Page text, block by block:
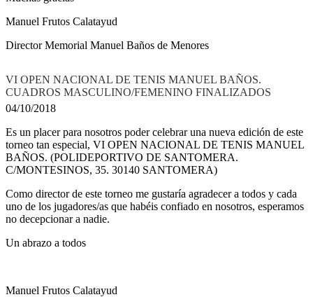
Manuel Frutos Calatayud
Director Memorial Manuel Baños de Menores
VI OPEN NACIONAL DE TENIS MANUEL BAÑOS.
CUADROS MASCULINO/FEMENINO FINALIZADOS
04/10/2018
Es un placer para nosotros poder celebrar una nueva edición de este
torneo tan especial, VI OPEN NACIONAL DE TENIS MANUEL
BAÑOS. (POLIDEPORTIVO DE SANTOMERA.
C/MONTESINOS, 35. 30140 SANTOMERA)
Como director de este torneo me gustaría agradecer a todos y cada
uno de los jugadores/as que habéis confiado en nosotros, esperamos
no decepcionar a nadie.
Un abrazo a todos
Manuel Frutos Calatayud